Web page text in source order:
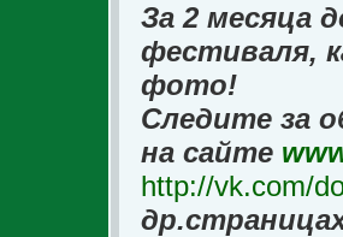
За 2 месяца
фестиваля,
фото!
Следите за
на сайте
http://vk.com/